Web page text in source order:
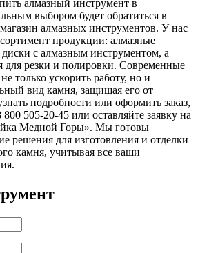
алмазный инструмент в
выбором будет обратиться в
алмазных инструментов. У нас
продукции: алмазные
с алмазным инструментом, а
для резки и полировки. Современные
только ускорить работу, но и
вид камня, защищая его от
подробности или оформить заказ,
505-20-45 или оставляйте заявку на
Медной Горы». Мы готовы
решения для изготовления и отделки
камня, учитывая все ваши